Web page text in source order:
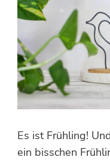
Es ist Frühling!
ein bisschen